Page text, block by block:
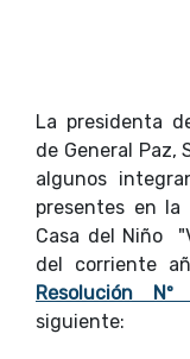
La presidenta
de General Paz,
algunos
presentes en la
Casa del Niño
del corriente
Resolución Nº
siguiente: